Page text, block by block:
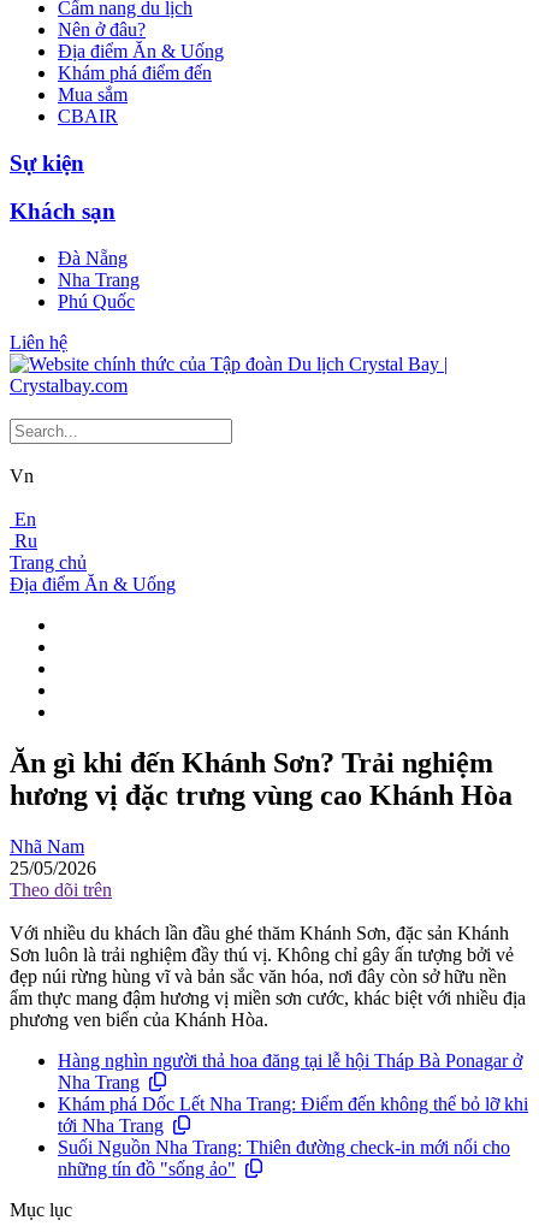
Cẩm nang du lịch
Nên ở đâu?
Địa điểm Ăn & Uống
Khám phá điểm đến
Mua sắm
CBAIR
Sự kiện
Khách sạn
Đà Nẵng
Nha Trang
Phú Quốc
Liên hệ
Vn
En
Ru
Trang chủ
Địa điểm Ăn & Uống
Ăn gì khi đến Khánh Sơn? Trải nghiệm
hương vị đặc trưng vùng cao Khánh Hòa
Nhã Nam
25/05/2026
Theo dõi trên
Với nhiều du khách lần đầu ghé thăm Khánh Sơn, đặc sản Khánh
Sơn luôn là trải nghiệm đầy thú vị. Không chỉ gây ấn tượng bởi vẻ
đẹp núi rừng hùng vĩ và bản sắc văn hóa, nơi đây còn sở hữu nền
ẩm thực mang đậm hương vị miền sơn cước, khác biệt với nhiều địa
phương ven biển của Khánh Hòa.
Hàng nghìn người thả hoa đăng tại lễ hội Tháp Bà Ponagar ở
Nha Trang
Khám phá Dốc Lết Nha Trang: Điểm đến không thể bỏ lỡ khi
tới Nha Trang
Suối Nguồn Nha Trang: Thiên đường check-in mới nổi cho
những tín đồ "sống ảo"
Mục lục